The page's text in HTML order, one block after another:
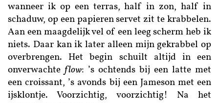
wanneer ik op een terras, half in zon, half in
schaduw, op een papieren servet zit te krabbelen.
Aan een maagdelijk vel of een leeg scherm heb ik
niets. Daar kan ik later alleen mijn gekrabbel op
overbrengen. Het begin schuilt altijd in een
onverwachte flow: ’s ochtends bij een latte met
een croissant, ’s avonds bij een Jameson met een
ijsklontje. Voorzichtig, voorzichtig! Na het